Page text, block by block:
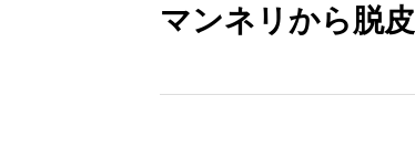
マンネリから脱皮